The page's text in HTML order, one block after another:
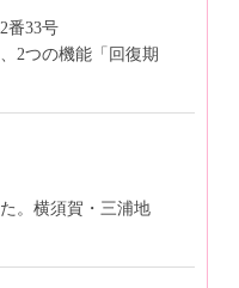
番33号
2つの機能「回復期
。横須賀・三浦地